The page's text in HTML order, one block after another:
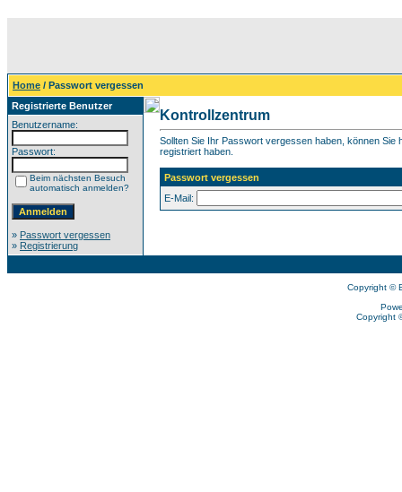
Home / Passwort vergessen
Registrierte Benutzer
Benutzername:
Passwort:
Beim nächsten Besuch
automatisch anmelden?
» Passwort vergessen
» Registrierung
Kontrollzentrum
Sollten Sie Ihr Passwort vergessen haben, können
registriert haben.
Passwort vergessen
E-Mail:
Copyright ©
Copyright